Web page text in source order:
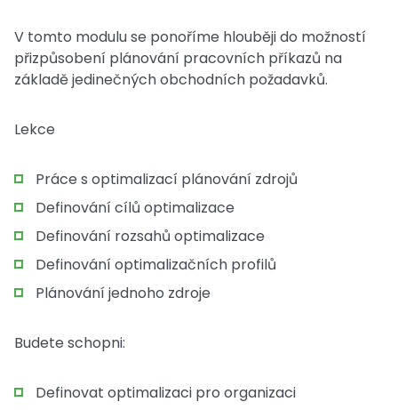
V tomto modulu se ponoříme hlouběji do možností
přizpůsobení plánování pracovních příkazů na
základě jedinečných obchodních požadavků.
Lekce
Práce s optimalizací plánování zdrojů
Definování cílů optimalizace
Definování rozsahů optimalizace
Definování optimalizačních profilů
Plánování jednoho zdroje
Budete schopni:
Definovat optimalizaci pro organizaci